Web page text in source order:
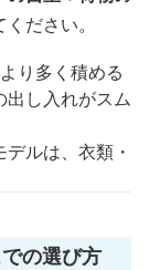
ださい。
り多く積める
出し入れがスム
ルは、衣類・
の選び方